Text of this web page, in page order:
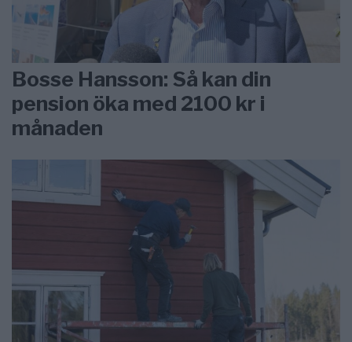
Bosse Hansson: Så kan din
pension öka med 2100 kr i
månaden